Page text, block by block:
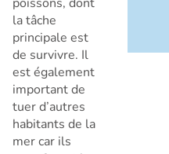
la tâche
principale est
de survivre. Il
est également
important de
tuer d’autres
habitants de la
mer car ils